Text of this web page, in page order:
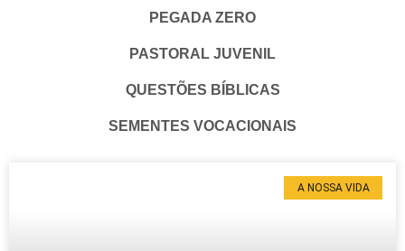
PEGADA ZERO
PASTORAL JUVENIL
QUESTÕES BÍBLICAS
SEMENTES VOCACIONAIS
A NOSSA VIDA